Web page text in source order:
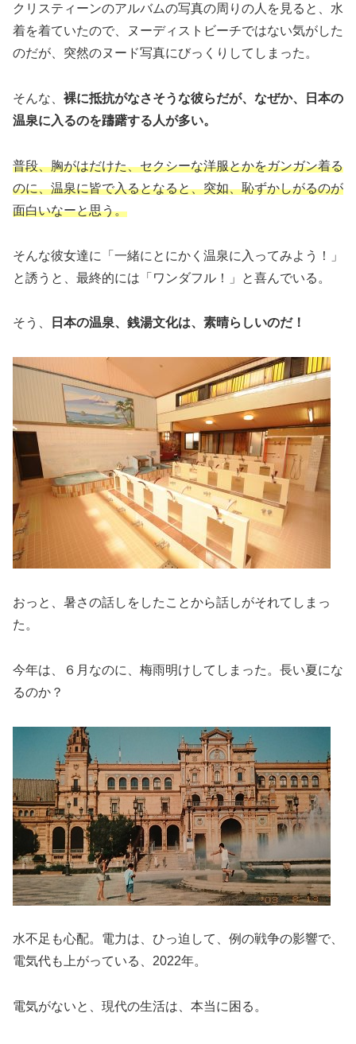
クリスティーンのアルバムの写真の周りの人を見ると、水
着を着ていたので、ヌーディストビーチではない気がした
のだが、突然のヌード写真にびっくりしてしまった。
そんな、 裸に抵抗がなさそうな彼らだが、なぜか、日本の
温泉に入るのを躊躇する人が多い。
普段、胸がはだけた、セクシーな洋服とかをガンガン着る
のに、温泉に皆で入るとなると、突如、恥ずかしがるのが
面白いなーと思う。
そんな彼女達に「一緒にとにかく温泉に入ってみよう！」
と誘うと、最終的には「ワンダフル！」と喜んでいる。
そう、 日本の温泉、銭湯文化は、素晴らしいのだ！
おっと、暑さの話しをしたことから話しがそれてしまっ
た。
今年は、６月なのに、梅雨明けしてしまった。長い夏にな
るのか？
水不足も心配。電力は、ひっ迫して、例の戦争の影響で、
電気代も上がっている、2022年。
電気がないと、現代の生活は、本当に困る。